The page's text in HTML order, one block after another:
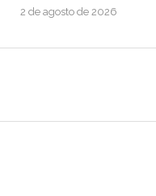
2 de agosto de 2026